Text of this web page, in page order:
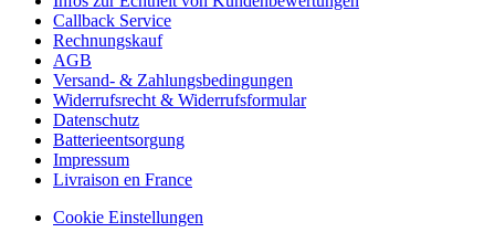
Callback Service
Rechnungskauf
AGB
Versand- & Zahlungsbedingungen
Widerrufsrecht & Widerrufsformular
Datenschutz
Batterieentsorgung
Impressum
Livraison en France
Cookie Einstellungen